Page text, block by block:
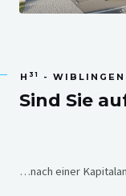
H 31 - WIBLINGEN
Sind Sie
…nach einer